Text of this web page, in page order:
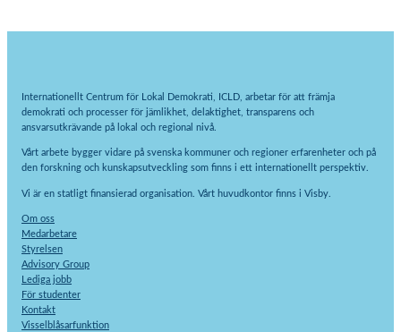
Internationellt Centrum för Lokal Demokrati, ICLD, arbetar för att främja
demokrati och processer för jämlikhet, delaktighet, transparens och
ansvarsutkrävande på lokal och regional nivå.
Vårt arbete bygger vidare på svenska kommuner och regioner erfarenheter och på
den forskning och kunskapsutveckling som finns i ett internationellt perspektiv.
Vi är en statligt finansierad organisation. Vårt huvudkontor finns i Visby.
Om oss
Medarbetare
Styrelsen
Advisory Group
Lediga jobb
För studenter
Kontakt
Visselblåsarfunktion